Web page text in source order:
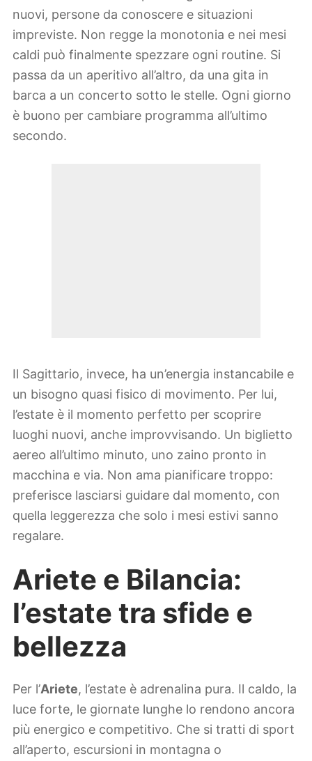
nuovi, persone da conoscere e situazioni
impreviste. Non regge la monotonia e nei mesi
caldi può finalmente spezzare ogni routine. Si
passa da un aperitivo all’altro, da una gita in
barca a un concerto sotto le stelle. Ogni giorno
è buono per cambiare programma all’ultimo
secondo.
Il Sagittario, invece, ha un’energia instancabile e
un bisogno quasi fisico di movimento. Per lui,
l’estate è il momento perfetto per scoprire
luoghi nuovi, anche improvvisando. Un biglietto
aereo all’ultimo minuto, uno zaino pronto in
macchina e via. Non ama pianificare troppo:
preferisce lasciarsi guidare dal momento, con
quella leggerezza che solo i mesi estivi sanno
regalare.
Ariete e Bilancia:
l’estate tra sfide e
bellezza
Per l’Ariete, l’estate è adrenalina pura. Il caldo, la
luce forte, le giornate lunghe lo rendono ancora
più energico e competitivo. Che si tratti di sport
all’aperto, escursioni in montagna o